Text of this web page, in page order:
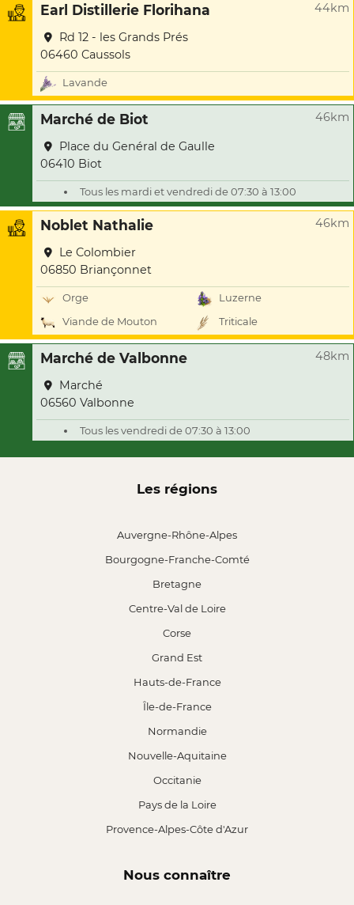
Earl Distillerie Florihana 44km
Rd 12 - les Grands Prés
06460 Caussols
Lavande
Marché de Biot 46km
Place du Genéral de Gaulle
06410 Biot
Tous les mardi et vendredi de 07:30 à 13:00
Noblet Nathalie 46km
Le Colombier
06850 Briançonnet
Orge
Luzerne
Viande de Mouton
Triticale
Marché de Valbonne 48km
Marché
06560 Valbonne
Tous les vendredi de 07:30 à 13:00
Les régions
Auvergne-Rhône-Alpes
Bourgogne-Franche-Comté
Bretagne
Centre-Val de Loire
Corse
Grand Est
Hauts-de-France
Île-de-France
Normandie
Nouvelle-Aquitaine
Occitanie
Pays de la Loire
Provence-Alpes-Côte d'Azur
Nous connaître